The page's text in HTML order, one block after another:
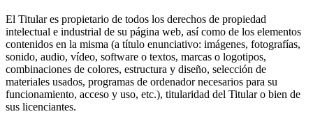
El Titular es propietario de todos los derechos de propiedad
intelectual e industrial de su página web, así como de los elementos
contenidos en la misma (a título enunciativo: imágenes, fotografías,
sonido, audio, vídeo, software o textos, marcas o logotipos,
combinaciones de colores, estructura y diseño, selección de
materiales usados, programas de ordenador necesarios para su
funcionamiento, acceso y uso, etc.), titularidad del Titular o bien de
sus licenciantes.